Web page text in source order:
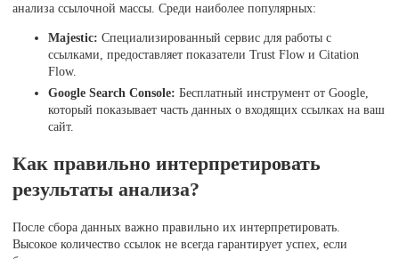
анализа ссылочной массы. Среди наиболее популярных:
Majestic: Специализированный сервис для работы с
ссылками, предоставляет показатели Trust Flow и Citation
Flow.
Google Search Console: Бесплатный инструмент от Google,
который показывает часть данных о входящих ссылках на ваш
сайт.
Как правильно интерпретировать
результаты анализа?
После сбора данных важно правильно их интерпретировать.
Высокое количество ссылок не всегда гарантирует успех, если